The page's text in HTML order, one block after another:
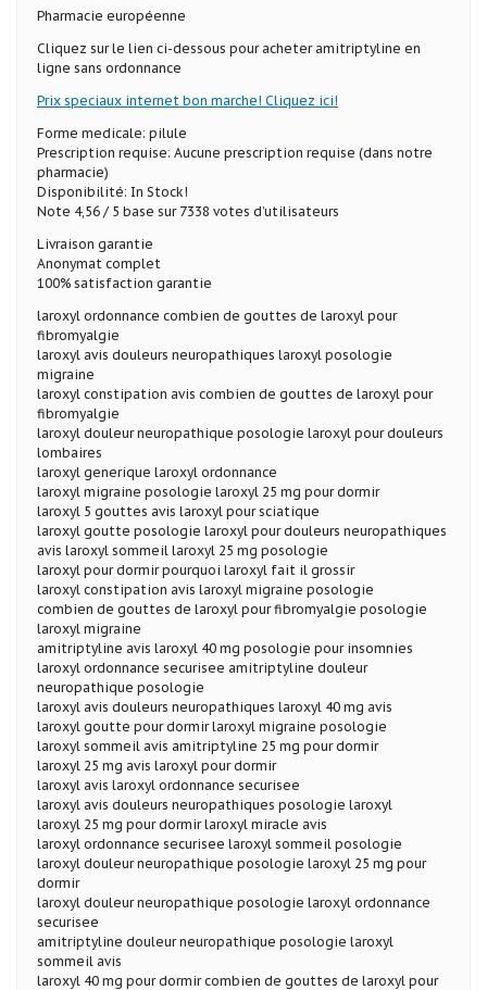
Pharmacie européenne
Cliquez sur le lien ci-dessous pour acheter amitriptyline en
ligne sans ordonnance
Prix speciaux internet bon marche! Cliquez ici!
Forme medicale: pilule
Prescription requise: Aucune prescription requise (dans notre
pharmacie)
Disponibilité: In Stock!
Note 4,56 / 5 base sur 7338 votes d’utilisateurs
Livraison garantie
Anonymat complet
100% satisfaction garantie
laroxyl ordonnance combien de gouttes de laroxyl pour
fibromyalgie
laroxyl avis douleurs neuropathiques laroxyl posologie
migraine
laroxyl constipation avis combien de gouttes de laroxyl pour
fibromyalgie
laroxyl douleur neuropathique posologie laroxyl pour douleurs
lombaires
laroxyl generique laroxyl ordonnance
laroxyl migraine posologie laroxyl 25 mg pour dormir
laroxyl 5 gouttes avis laroxyl pour sciatique
laroxyl goutte posologie laroxyl pour douleurs neuropathiques
avis laroxyl sommeil laroxyl 25 mg posologie
laroxyl pour dormir pourquoi laroxyl fait il grossir
laroxyl constipation avis laroxyl migraine posologie
combien de gouttes de laroxyl pour fibromyalgie posologie
laroxyl migraine
amitriptyline avis laroxyl 40 mg posologie pour insomnies
laroxyl ordonnance securisee amitriptyline douleur
neuropathique posologie
laroxyl avis douleurs neuropathiques laroxyl 40 mg avis
laroxyl goutte pour dormir laroxyl migraine posologie
laroxyl sommeil avis amitriptyline 25 mg pour dormir
laroxyl 25 mg avis laroxyl pour dormir
laroxyl avis laroxyl ordonnance securisee
laroxyl avis douleurs neuropathiques posologie laroxyl
laroxyl 25 mg pour dormir laroxyl miracle avis
laroxyl ordonnance securisee laroxyl sommeil posologie
laroxyl douleur neuropathique posologie laroxyl 25 mg pour
dormir
laroxyl douleur neuropathique posologie laroxyl ordonnance
securisee
amitriptyline douleur neuropathique posologie laroxyl
sommeil avis
laroxyl 40 mg pour dormir combien de gouttes de laroxyl pour